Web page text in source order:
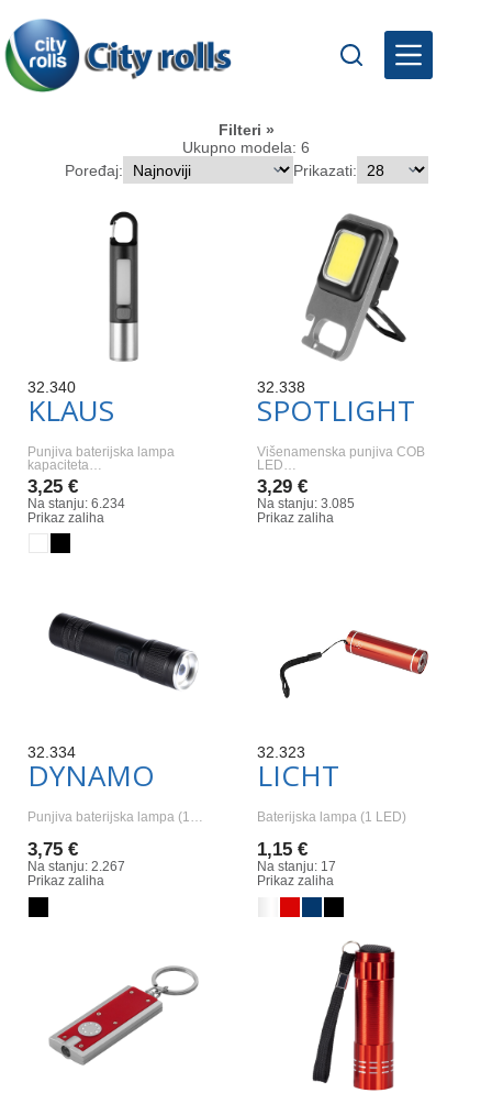
content
Filteri
Ukupno modela: 6
Poređaj:
Prikazati:
32.340
KLAUS
Punjiva baterijska lampa
kapaciteta…
3,25 €
Na stanju: 6.234
Prikaz zaliha
32.338
SPOTLIGHT
Višenamenska punjiva COB
LED…
3,29 €
Na stanju: 3.085
Prikaz zaliha
32.334
DYNAMO
Punjiva baterijska lampa (1…
3,75 €
Na stanju: 2.267
Prikaz zaliha
32.323
LICHT
Baterijska lampa (1 LED)
1,15 €
Na stanju: 17
Prikaz zaliha